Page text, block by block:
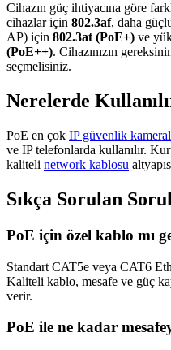
Cihazın güç ihtiyacına göre
cihazlar için 802.3af, daha
AP) için 802.3at (PoE+) ve
(PoE++). Cihazınızın
seçmelisiniz.
Nerelerde
PoE en çok IP güvenlik
ve IP telefonlarda kullanılır.
kaliteli network kablosu
Sıkça Sorulan
PoE için özel kablo mı
Standart CAT5e veya CAT6
Kaliteli kablo, mesafe ve güç
verir.
PoE ile ne kadar